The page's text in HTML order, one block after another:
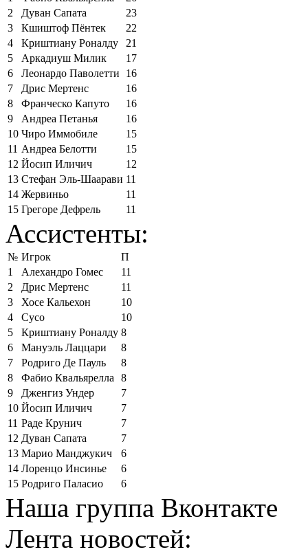
2
Дуван Сапата
23
3
Кшиштоф Пёнтек
22
4
Криштиану Роналду
21
5
Аркадиуш Милик
17
6
Леонардо Паволетти
16
7
Дрис Мертенс
16
8
Франческо Капуто
16
9
Андреа Петанья
16
10 Чиро Иммобиле
15
11 Андреа Белотти
15
12 Йосип Иличич
12
13 Стефан Эль-Шаарави 11
14 Жервиньо
11
15 Грегоре Дефрель 11
Ассистенты:
№ Игрок
П
1
Алехандро Гомес
11
2
Дрис Мертенс
11
3
Хосе Кальехон
10
4
Сусо
10
5
Криштиану Роналду 8
6
Мануэль Лаццари
8
7
Родриго Де Пауль
8
8
Фабио Квальярелла
8
9
Дженгиз Ундер
7
10 Йосип Иличич
7
11 Раде Крунич
7
12 Дуван Сапата
7
13 Марио Манджукич
6
14 Лоренцо Инсинье
6
15 Родриго Паласио 6
Наша группа Вконтакте
Лента новостей: